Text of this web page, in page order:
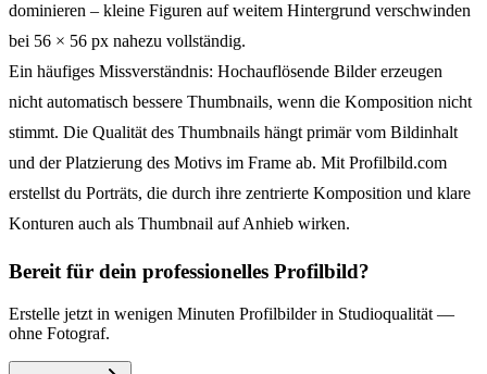
dominieren – kleine Figuren auf weitem Hintergrund verschwinden
bei 56 × 56 px nahezu vollständig.
Ein häufiges Missverständnis: Hochauflösende Bilder erzeugen
nicht automatisch bessere Thumbnails, wenn die Komposition nicht
stimmt. Die Qualität des Thumbnails hängt primär vom Bildinhalt
und der Platzierung des Motivs im Frame ab. Mit Profilbild.com
erstellst du Porträts, die durch ihre zentrierte Komposition und klare
Konturen auch als Thumbnail auf Anhieb wirken.
Bereit für dein professionelles Profilbild?
Erstelle jetzt in wenigen Minuten Profilbilder in Studioqualität —
ohne Fotograf.